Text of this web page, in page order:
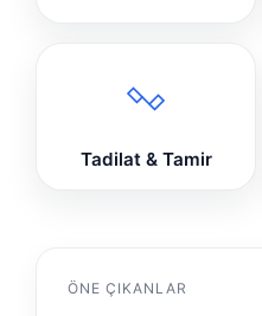
Tadilat & Tamir
ÖNE ÇIKANLAR